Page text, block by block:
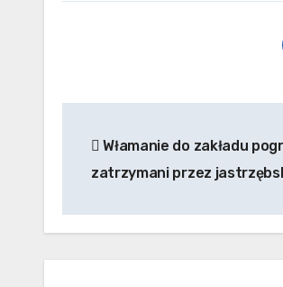
wpisu
Włamanie do zakładu
zatrzymani przez